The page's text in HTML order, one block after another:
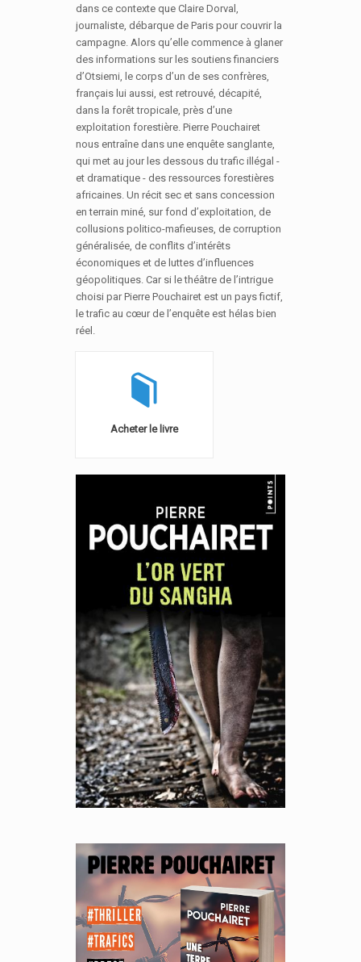
dans ce contexte que Claire Dorval,
journaliste, débarque de Paris pour couvrir la
campagne. Alors qu’elle commence à glaner
des informations sur les soutiens financiers
d’Otsiemi, le corps d’un de ses confrères,
français lui aussi, est retrouvé, décapité,
dans la forêt tropicale, près d’une
exploitation forestière. Pierre Pouchairet
nous entraîne dans une enquête sanglante,
qui met au jour les dessous du trafic illégal -
et dramatique - des ressources forestières
africaines. Un récit sec et sans concession
en terrain miné, sur fond d’exploitation, de
collusions politico-mafieuses, de corruption
généralisée, de conflits d’intérêts
économiques et de luttes d’influences
géopolitiques. Car si le théâtre de l’intrigue
choisi par Pierre Pouchairet est un pays fictif,
le trafic au cœur de l’enquête est hélas bien
réel.
Acheter le livre